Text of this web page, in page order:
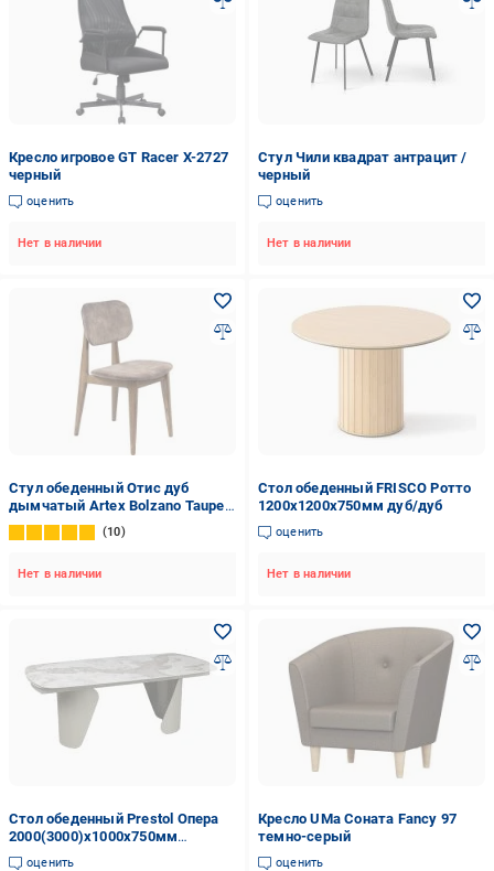
Кресло игровое GT Racer X-2727
черный
оценить
Нет в наличии
Стул Чили квадрат антрацит /
черный
оценить
Нет в наличии
Стул обеденный Отис дуб
дымчатый Artex Bolzano Taupe
мокко / дуб коричневый
10
Нет в наличии
Стол обеденный FRISCO Ротто
1200x1200x750мм дуб/дуб
оценить
Нет в наличии
Стол обеденный Prestol Опера
2000(3000)x1000x750мм
бежевый/бежевый
оценить
Кресло UMa Соната Fancy 97
темно-серый
оценить